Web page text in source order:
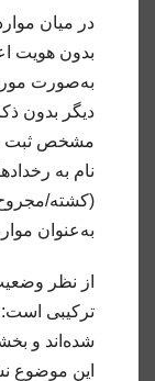
در میان
بدون هویت
به‌صورت
دیگر بدون
مشخص ثبت
نام به
(کشته/
به‌عنوان
از نظر
ترکیبی
شده‌اند و
این موضوع